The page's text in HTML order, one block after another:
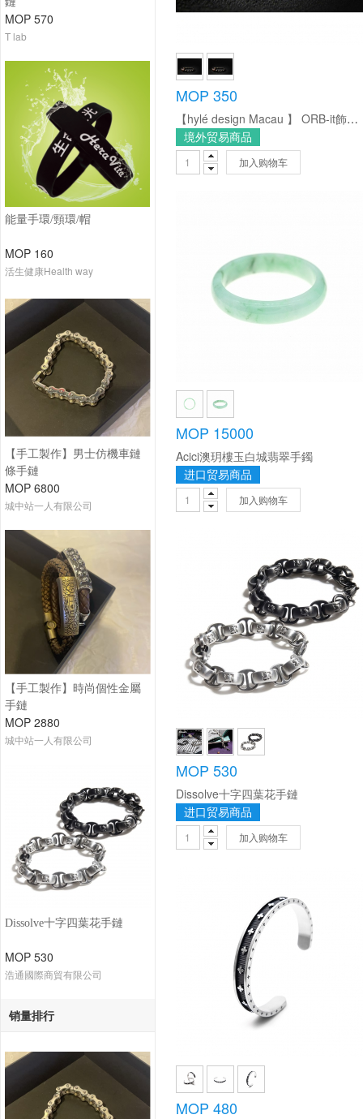
MOP 570
T lab
能量手環/頸環/帽
MOP 160
活生健康Health way
【手工製作】男士仿機車鏈
條手鏈
MOP 6800
城中站一人有限公司
【手工製作】時尚個性金屬
手鏈
MOP 2880
城中站一人有限公司
Dissolve十字四葉花手鏈
MOP 530
浩通國際商貿有限公司
销量排行
MOP 350
【hylé design Macau 】 ORB-it飾品系列木X黃銅手環 Small size(Revolution公轉)
境外贸易商品
加入购物车
MOP 15000
Acici澳玥樓玉白城翡翠手鐲
进口贸易商品
加入购物车
MOP 530
Dissolve十字四葉花手鏈
进口贸易商品
加入购物车
MOP 480